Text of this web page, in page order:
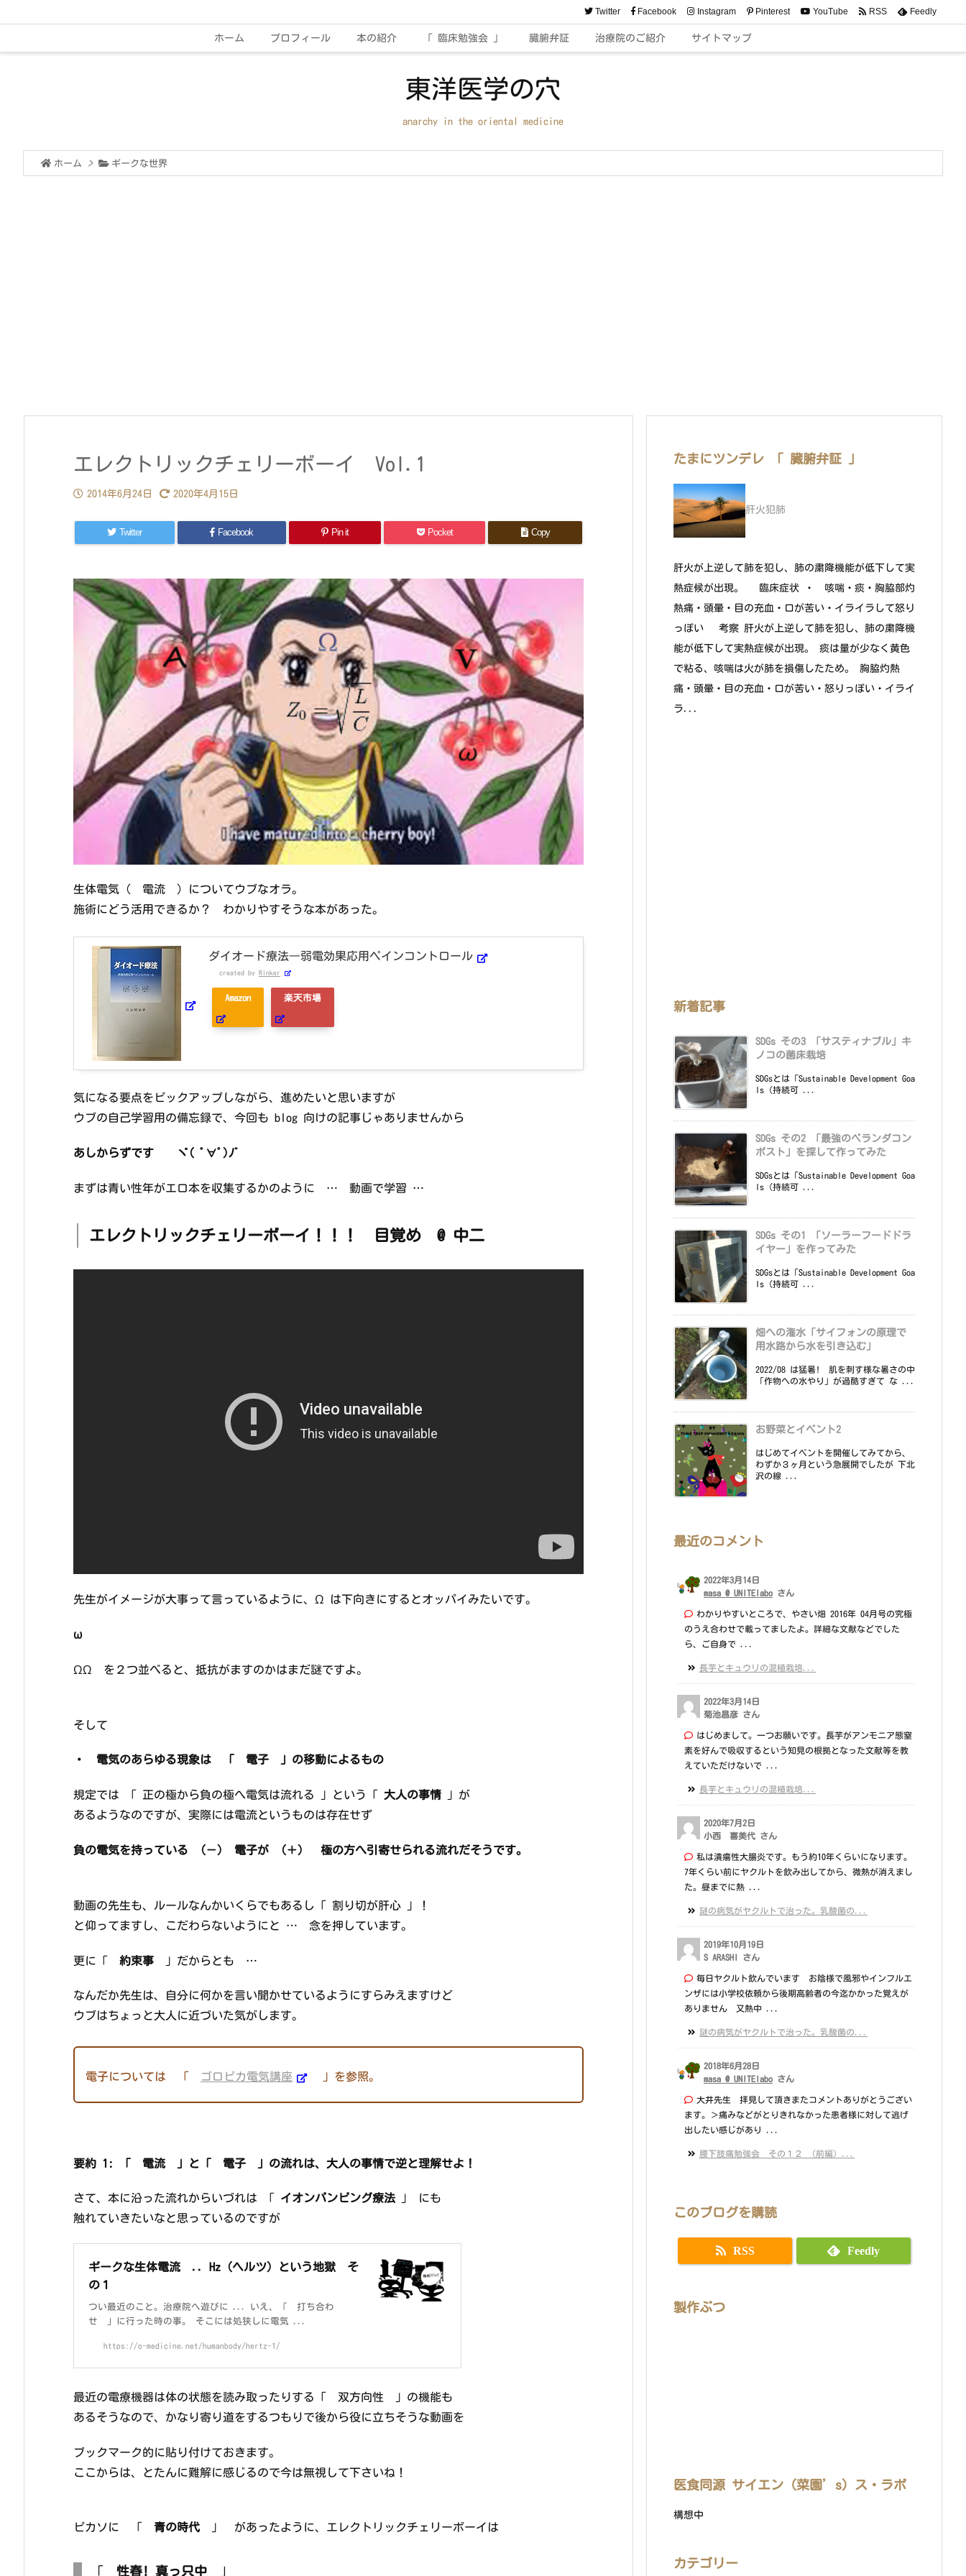
ホーム プロフィール 本の紹介 「 臨床勉強会 」 臓腑弁証 治療院のご紹介 サイトマップ
Twitter Facebook Instagram Pinterest YouTube RSS Feedly
東洋医学の穴
anarchy in the oriental medicine
ホーム > ギークな世界
エレクトリックチェリーボーイ Vol.1
2014年6月24日 2020年4月15日
Twitter Facebook Pin it Pocket Copy
生体電気（ 電流 ）についてウブなオラ。
施術にどう活用できるか？ わかりやすそうな本があった。
ダイオード療法―弱電効果応用ペインコントロール
created by Rinker
Amazon 楽天市場
気になる要点をピックアップしながら、進めたいと思いますが
ウブの自己学習用の備忘録で、今回も blog 向けの記事じゃありませんから
あしからずです ヾ( ﾟ∀ﾟ)ﾉﾞ
まずは青い性年がエロ本を収集するかのように … 動画で学習 …
エレクトリックチェリーボーイ！！！ 目覚め @ 中二
先生がイメージが大事って言っているように、Ω は下向きにするとオッパイみたいです。
ω
ΩΩ を２つ並べると、抵抗がますのかはまだ謎ですよ。
そして
・ 電気のあらゆる現象は 「 電子 」の移動によるもの
規定では 「 正の極から負の極へ電気は流れる 」という「 大人の事情 」が
あるようなのですが、実際には電流というものは存在せず
負の電気を持っている (－) 電子が (＋) 極の方へ引寄せられる流れだそうです。
動画の先生も、ルールなんかいくらでもあるし「 割り切が肝心 」！
と仰ってますし、こだわらないようにと … 念を押しています。
更に「 約束事 」だからとも …
なんだか先生は、自分に何かを言い聞かせているようにすらみえますけど
ウブはちょっと大人に近づいた気がします。
電子については 「 ゴロピカ電気講座 」を参照。
要約 1: 「 電流 」と「 電子 」の流れは、大人の事情で逆と理解せよ！
さて、本に沿った流れからいづれは 「 イオンパンピング療法 」 にも
触れていきたいなと思っているのですが
ギークな生体電流 .. Hz（ヘルツ）という地獄 そ
の１
つい最近のこと。治療院へ遊びに ... いえ、「 打ち合わ
せ 」に行った時の事。 そこには処狭しに電気 ...
https://o-medicine.net/humanbody/hertz-1/
最近の電療機器は体の状態を読み取ったりする「 双方向性 」の機能も
あるそうなので、かなり寄り道をするつもりで後から役に立ちそうな動画を
ブックマーク的に貼り付けておきます。
ここからは、とたんに難解に感じるので今は無視して下さいね！
ピカソに 「 青の時代 」 があったように、エレクトリックチェリーボーイは
性春! 真っ只中
たまにツンデレ 「 臓腑弁証 」
肝火犯肺
肝火が上逆して肺を犯し、肺の粛降機能が低下して実
熱症候が出現。 臨床症状 ・ 咳喘・痰・胸脇部灼
熱痛・頭暈・目の充血・口が苦い・イライラして怒り
っぽい 考察 肝火が上逆して肺を犯し、肺の粛降機
能が低下して実熱症候が出現。 痰は量が少なく黄色
で粘る、咳喘は火が肺を損傷したため。 胸脇灼熱
痛・頭暈・目の充血・口が苦い・怒りっぽい・イライ
ラ...
新着記事
SDGs その3 「サスティナブル」キ
ノコの菌床栽培
SDGsとは「Sustainable Development Goa
ls（持続可 ...
SDGs その2 「最強のベランダコン
ポスト」を探して作ってみた
SDGsとは「Sustainable Development Goa
ls（持続可 ...
SDGs その1 「ソーラーフードドラ
イヤー」を作ってみた
SDGsとは「Sustainable Development Goa
ls（持続可 ...
畑への潅水「サイフォンの原理で
用水路から水を引き込む」
2022/08 は猛暑! 肌を刺す様な暑さの中
「作物への水やり」が過酷すぎて な ...
お野菜とイベント2
はじめてイベントを開催してみてから、
わずか３ヶ月という急展開でしたが 下北
沢の線 ...
最近のコメント
2022年3月14日
masa @ UNITElabo さん
わかりやすいところで、やさい畑 2016年 04月号の究極
のうえ合わせで載ってましたよ。詳細な文献などでした
ら、ご自身で ...
長芋とキュウリの混植栽培...
2022年3月14日
菊池昌彦 さん
はじめまして。一つお願いです。長芋がアンモニア態窒
素を好んで吸収するという知見の根拠となった文献等を教
えていただけないで ...
長芋とキュウリの混植栽培...
2020年7月2日
小西 喜美代 さん
私は潰瘍性大腸炎です。もう約10年くらいになります。
7年くらい前にヤクルトを飲み出してから、微熱が消えまし
た。昼までに熱 ...
謎の病気がヤクルトで治った。乳酸菌の...
2019年10月19日
S ARASHI さん
毎日ヤクルト飲んでいます お陰様で風邪やインフルエ
ンザには小学校依頼から後期高齢者の今迄かかった覚えが
ありません 又熱中 ...
謎の病気がヤクルトで治った。乳酸菌の...
2018年6月28日
masa @ UNITElabo さん
大井先生 拝見して頂きまたコメントありがとうござい
ます。＞痛みなどがとりきれなかった患者様に対して逃げ
出したい感じがあり ...
腰下肢痛勉強会 その１２ （前編）...
このブログを購読
RSS Feedly
製作ぶつ
医食同源 サイエン（菜園’s）ス・ラボ
構想中
カテゴリー